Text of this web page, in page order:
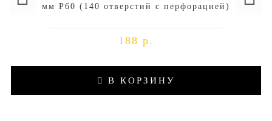
мм P60 (140 отверстий с перфорацией)
188 р.
В КОРЗИНУ